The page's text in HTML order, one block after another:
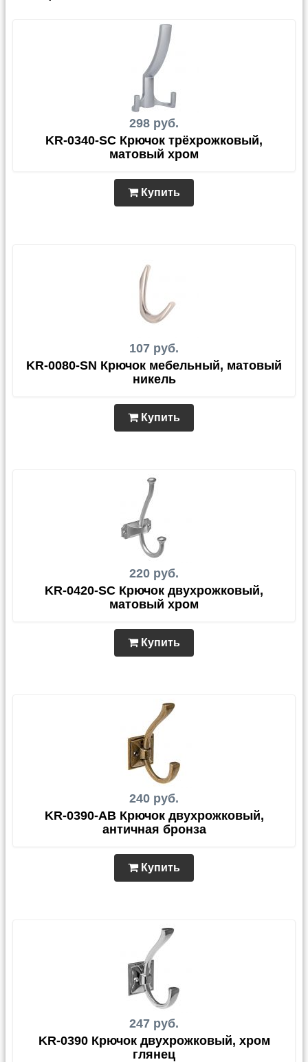
298 руб.
KR-0340-SC Крючок трёхрожковый,
матовый хром
Купить
107 руб.
KR-0080-SN Крючок мебельный, матовый
никель
Купить
220 руб.
KR-0420-SC Крючок двухрожковый,
матовый хром
Купить
240 руб.
KR-0390-AB Крючок двухрожковый,
античная бронза
Купить
247 руб.
KR-0390 Крючок двухрожковый, хром
глянец